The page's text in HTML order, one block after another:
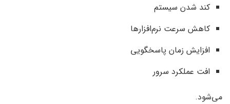
کند شدن سیستم
کاهش سرعت نرم‌افزارها
افزایش زمان پاسخگویی
افت عملکرد سرور
می‌شود.